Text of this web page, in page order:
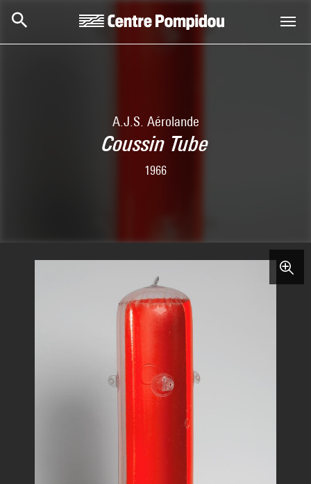
A.J.S. Aérolande
Coussin Tube
1966